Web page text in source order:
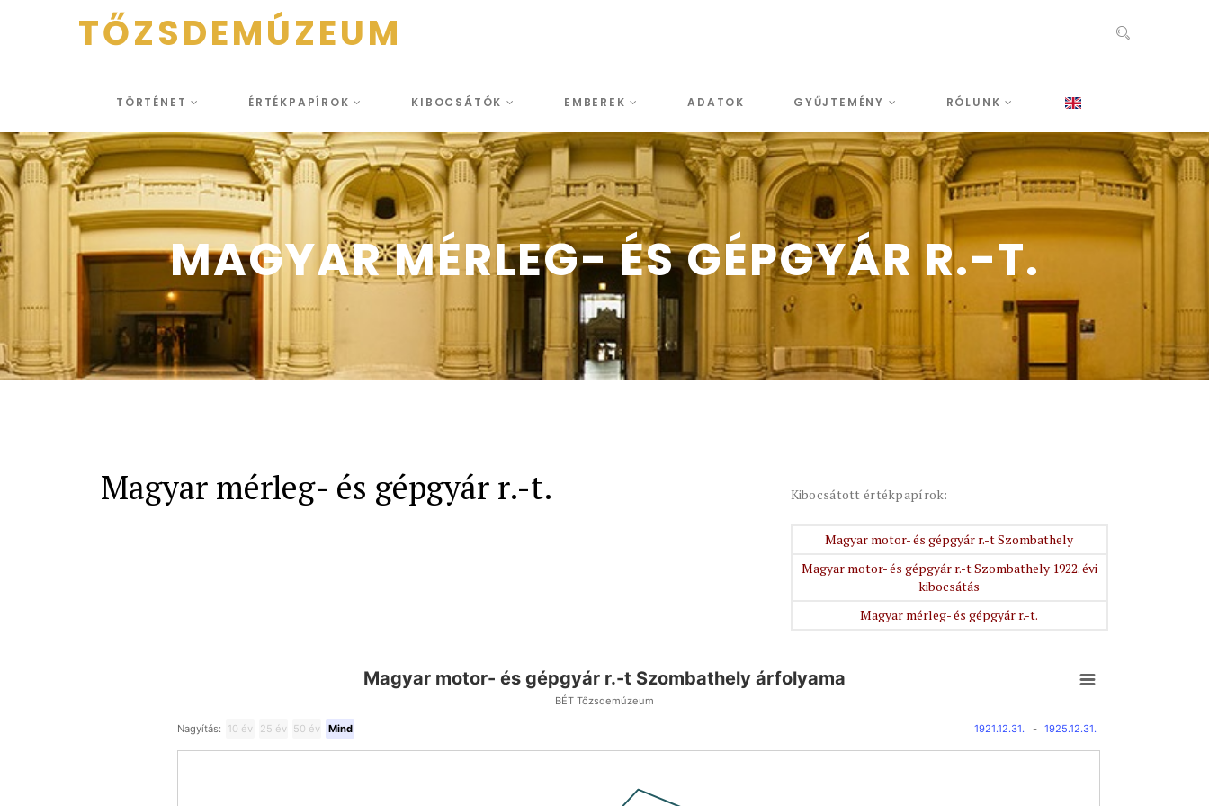
TŐZSDEMÚZEUM
TÖRTÉNET ÉRTÉKPAPÍROK KIBOCSÁTÓK EMBEREK ADATOK GYŰJTEMÉNY RÓLUNK
MAGYAR MÉRLEG- ÉS GÉPGYÁR R.-T.
Magyar mérleg- és gépgyár r.-t. Kibocsátott értékpapírok:
Magyar motor- és gépgyár r.-t Szombathely
Magyar motor- és gépgyár r.-t Szombathely 1922. évi
kibocsátás
Magyar mérleg- és gépgyár r.-t.
Magyar motor- és gépgyár r.-t Szombathely árfolyama
BÉT Tőzsdemúzeum
Nagyítás: 10 év 25 év 50 év Mind 1921.12.31. - 1925.12.31.